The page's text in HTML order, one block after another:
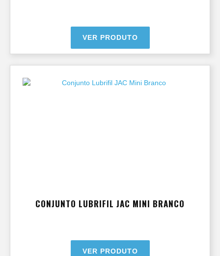
VER PRODUTO
CONJUNTO LUBRIFIL JAC MINI BRANCO
VER PRODUTO